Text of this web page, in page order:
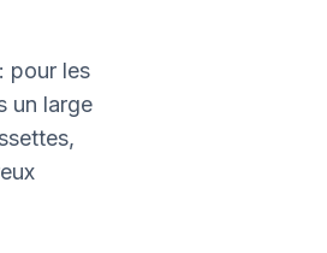
pour les
un large